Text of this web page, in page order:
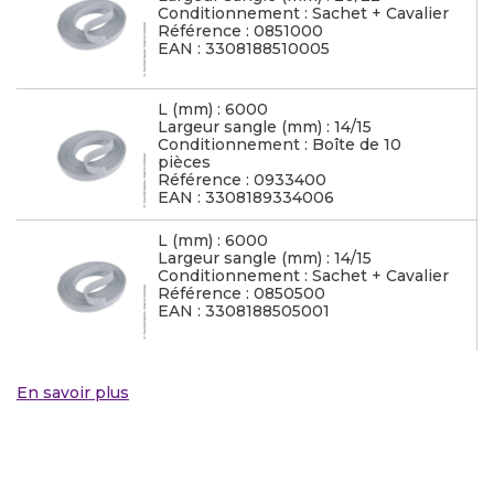
Conditionnement : Sachet + Cavalier
Référence : 0851000
EAN : 3308188510005
L (mm) : 6000
Largeur sangle (mm) : 14/15
Conditionnement : Boîte de 10
pièces
Référence : 0933400
EAN : 3308189334006
L (mm) : 6000
Largeur sangle (mm) : 14/15
Conditionnement : Sachet + Cavalier
Référence : 0850500
EAN : 3308188505001
En savoir plus